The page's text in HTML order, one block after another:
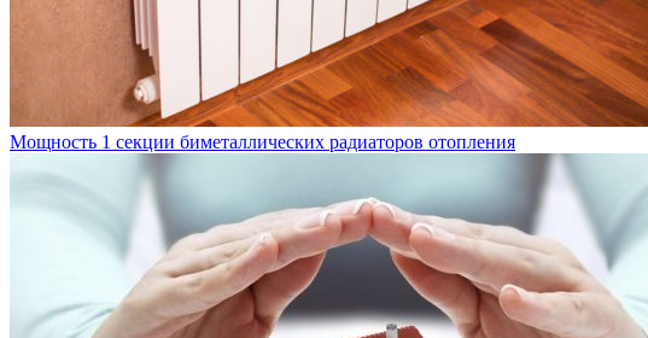
Мощность 1 секции биметаллических радиаторов отопления